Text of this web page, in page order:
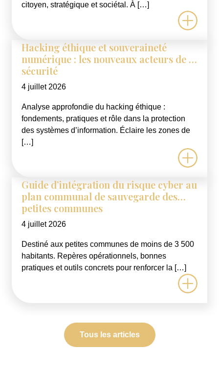
citoyen, stratégique et sociétal. À […]
Hacking éthique et souveraineté
numérique : les nouveaux acteurs de la
sécurité
4 juillet 2026
Analyse approfondie du hacking éthique :
fondements, pratiques et rôle dans la protection
des systèmes d’information. Éclaire les zones de
[…]
Guide d’intégration du risque cyber au
plan communal de sauvegarde des
petites communes
4 juillet 2026
Destiné aux petites communes de moins de 3 500
habitants. Repères opérationnels, bonnes
pratiques et outils concrets pour renforcer la […]
Tous les articles